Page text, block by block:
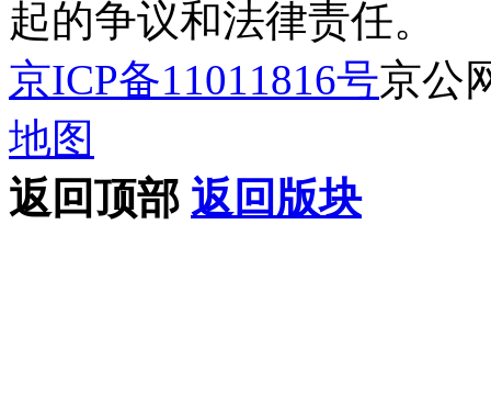
起的争议和法律责任。
京ICP备11011816号京公
地图
返回顶部 返回版块